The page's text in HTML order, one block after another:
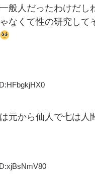
般人だったわけだし
なくて性の研究して
元から仙人で七は